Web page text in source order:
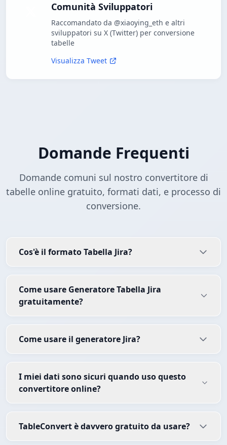
Comunità Sviluppatori
Raccomandato da @xiaoying_eth e altri
sviluppatori su X (Twitter) per conversione
tabelle
Visualizza Tweet
Domande Frequenti
Domande comuni sul nostro convertitore di
tabelle online gratuito, formati dati, e processo di
conversione.
Cos'è il formato Tabella Jira?
Come usare Generatore Tabella Jira
gratuitamente?
Come usare il generatore Jira?
I miei dati sono sicuri quando uso questo
convertitore online?
TableConvert è davvero gratuito da usare?